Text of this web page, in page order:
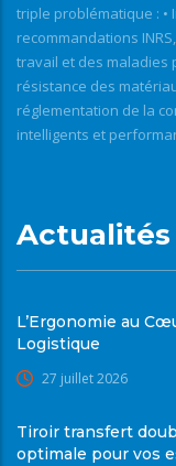
triple problématique : •
recommandations
travail et des maladies
résistance des
réglementation de la
intelligents et
Actualités
L’Ergonomie au
Logistique
27 juillet 2026
Tiroir transfert
optimale pour vos